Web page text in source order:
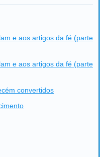
e aos artigos da fé (parte
e aos artigos da fé (parte
convertidos